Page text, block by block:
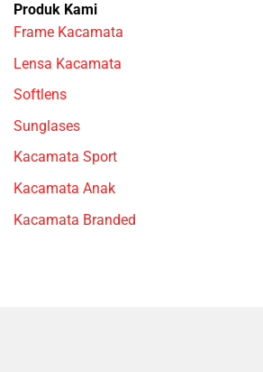
Produk Kami
Frame Kacamata
Lensa Kacamata
Softlens
Sunglases
Kacamata Sport
Kacamata Anak
Kacamata Branded